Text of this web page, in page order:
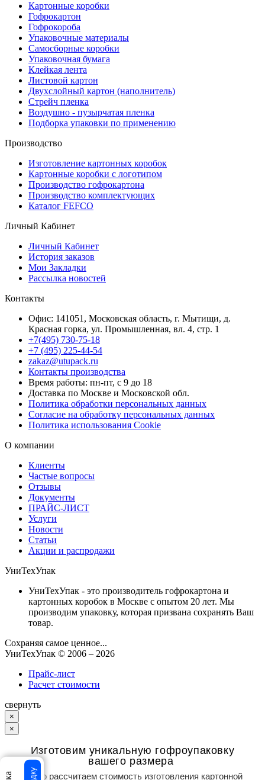
Картонные коробки
Гофрокартон
Гофрокороба
Упаковочные материалы
Самосборные коробки
Упаковочная бумага
Клейкая лента
Листовой картон
Двухслойный картон (наполнитель)
Стрейч пленка
Воздушно - пузырчатая пленка
Подборка упаковки по применению
Производство
Изготовление картонных коробок
Картонные коробки с логотипом
Производство гофрокартона
Производство комплектующих
Каталог FEFCO
Личный Кабинет
Личный Кабинет
История заказов
Мои Закладки
Рассылка новостей
Контакты
Офис: 141051, Московская область, г. Мытищи, д.
Красная горка, ул. Промышленная, вл. 4, стр. 1
+7(495) 730-75-18
+7 (495) 225-44-54
zakaz@utupack.ru
Контакты производства
Время работы: пн-пт, с 9 до 18
Доставка по Москве и Московской обл.
Политика обработки персональных данных
Согласие на обработку персональных данных
Политика использования Cookie
О компании
Клиенты
Частые вопросы
Отзывы
Документы
ПРАЙС-ЛИСТ
Услуги
Новости
Статьи
Акции и распродажи
УниТехУпак
УниТехУпак - это производитель гофрокартона и
картонных коробок в Москве с опытом 20 лет. Мы
производим упаковку, которая призвана сохранять Ваш
товар.
Сохраняя самое ценное...
УниТехУпак © 2006 – 2026
Прайс-лист
Расчет стоимости
свернуть
×
×
Изготовим уникальную гофроупаковку
вашего размера
Точно рассчитаем стоимость изготовления картонной